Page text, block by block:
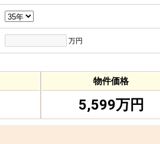
万円
物件価格
5,599万円